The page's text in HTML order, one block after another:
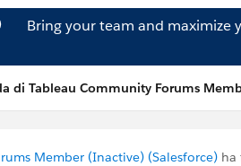
Bring your team and maximize
di Tableau Community Forums
Member (Inactive) (Salesforce) ha